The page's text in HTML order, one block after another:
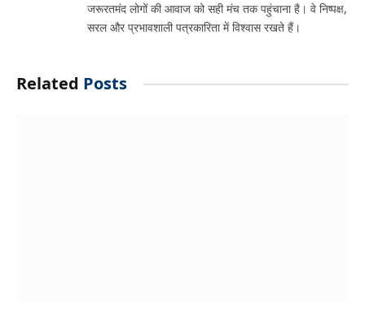
जरूरतमंद लोगों की आवाज को सही मंच तक पहुंचाना है। वे निष्पक्ष,
सरल और प्रभावशाली पत्रकारिता में विश्वास रखते हैं।
Related Posts